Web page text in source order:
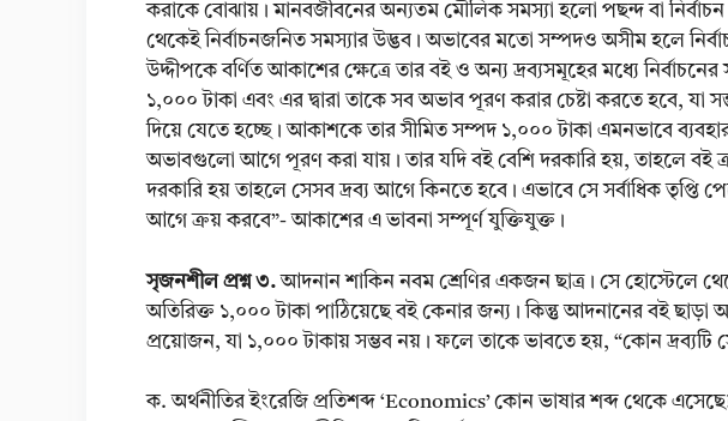
করাকে বোঝায়। মানবজীবনের অন্যতম মৌলিক সমস্যা হলো পছন্দ বা
থেকেই নির্বাচনজনিত সমস্যার উদ্ভব। অভাবের মতো সম্পদও অসীম হলে
উদ্দীপকে বর্ণিত আকাশের ক্ষেত্রে তার বই ও অন্য দ্রব্যসমূহের মধ্যে
১,০০০ টাকা এবং এর দ্বারা তাকে সব অভাব পূরণ করার চেষ্টা করতে হবে, যা
দিয়ে যেতে হচ্ছে। আকাশকে তার সীমিত সম্পদ ১,০০০ টাকা এমনভাবে
অভাবগুলো আগে পূরণ করা যায়। তার যদি বই বেশি দরকারি হয়, তাহলে বই
দরকারি হয় তাহলে সেসব দ্রব্য আগে কিনতে হবে। এভাবে সে সর্বাধিক তৃপ্তি
আগে ক্রয় করবে”- আকাশের এ ভাবনা সম্পূর্ণ যুক্তিযুক্ত।
সৃজনশীল প্রশ্ন ৩.আদনান শাকিন নবম শ্রেণির একজন ছাত্র। সে হোস্টেলে
অতিরিক্ত ১,০০০ টাকা পাঠিয়েছে বই কেনার জন্য। কিন্তু আদনানের বই
প্রয়োজন, যা ১,০০০ টাকায় সম্ভব নয়। ফলে তাকে ভাবতে হয়, “কোন দ্রব্যটি
ক. অর্থনীতির ইংরেজি প্রতিশব্দ ‘Economics’ কোন ভাষার শব্দ থেকে